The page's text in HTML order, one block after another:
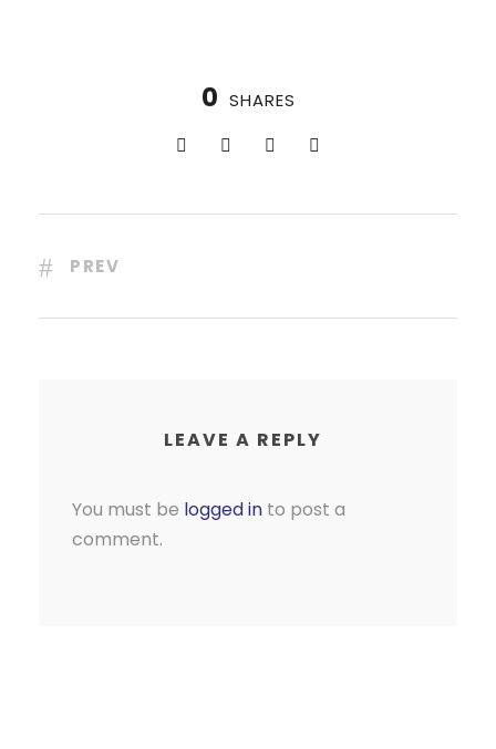
0 SHARES
PREV
LEAVE A REPLY
You must be logged in to post a
comment.